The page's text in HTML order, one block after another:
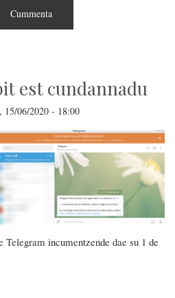
Cummenta
est cundannadu
15/06/2020 - 18:00
Telegram incumentzende dae su 1 de